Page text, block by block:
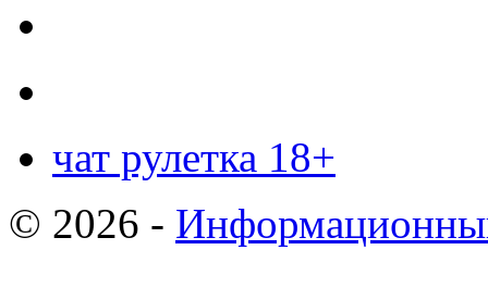
чат рулетка 18+
© 2026 -